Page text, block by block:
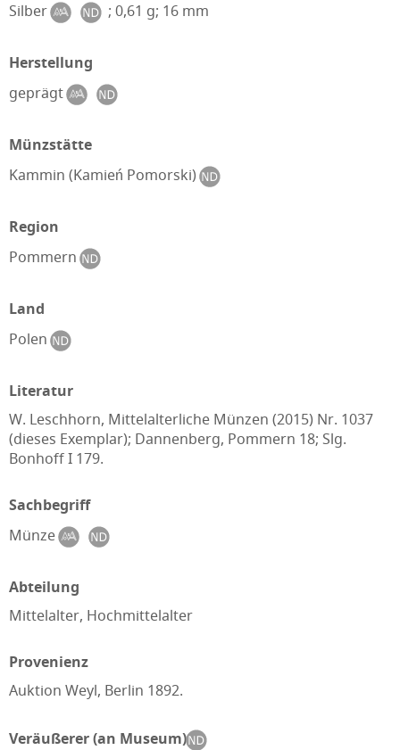
Silber ; 0,61 g; 16 mm
Herstellung
geprägt
Münzstätte
Kammin (Kamień Pomorski)
Region
Pommern
Land
Polen
Literatur
W. Leschhorn, Mittelalterliche Münzen (2015) Nr. 1037
(dieses Exemplar); Dannenberg, Pommern 18; Slg.
Bonhoff I 179.
Sachbegriff
Münze
Abteilung
Mittelalter, Hochmittelalter
Provenienz
Auktion Weyl, Berlin 1892.
Veräußerer (an Museum)